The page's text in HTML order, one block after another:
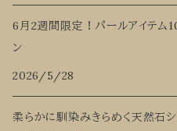
6月2週間限定！パールアイテム
ン
2026/5/28
柔らかに馴染みきらめく天然石